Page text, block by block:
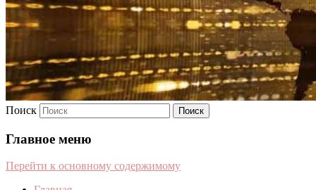
Поиск
Главное меню
Перейти к основному содержимому